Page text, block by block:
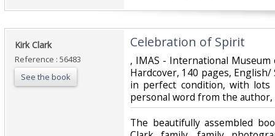
‎Kirk Clark‎
Reference : 56483
See the book
‎Celebration of Spirit‎
‎, IMAS - International Museum
Hardcover, 140 pages,
in perfect condition, with
personal word from the author,
‎The beautifully assembled